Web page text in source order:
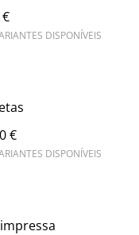
DISPONÍVEIS
€
DISPONÍVEIS